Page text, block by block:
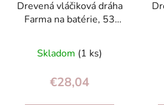
Drevená vláčiková dráha
Farma na batérie, 53
Skladom (1 ks)
€28,04